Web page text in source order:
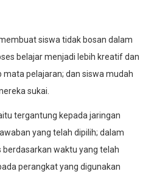
siswa tidak bosan dalam
belajar menjadi lebih kreatif dan
pelajaran; dan siswa mudah
sukai.
tergantung kepada jaringan
yang telah dipilih; dalam
waktu yang telah
perangkat yang digunakan